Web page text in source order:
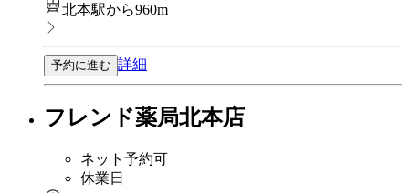
北本駅から960m
予約に進む 詳細
フレンド薬局北本店
ネット予約可
休業日